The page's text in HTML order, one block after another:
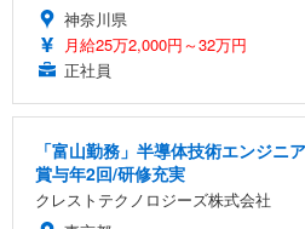
神奈川県
月給25万2,000円～32万円
正社員
「富山勤務」半導体技術エンジニ
賞与年2回/研修充実
クレストテクノロジーズ株式会社